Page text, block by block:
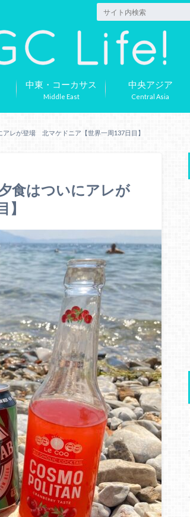
Middle East
中東・コーカサス
Central Asia
中央アジア
レが登場 北マケドニア【世界一周137日目】
食はついにアレが